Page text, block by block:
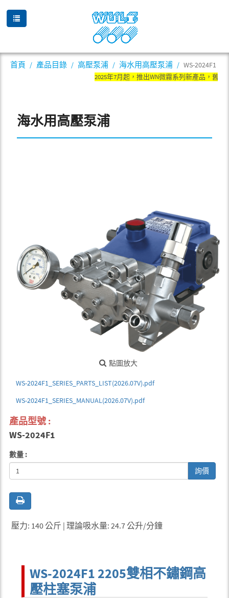
首頁 產品目錄 高壓泵浦 海水用高壓泵浦 WS-2024F1
2025年7月起，推出WN微霧系列新產品，舊產
海水用高壓泵浦
點圖放大
WS-2024F1_SERIES_PARTS_LIST(2026.07V).pdf
WS-2024F1_SERIES_MANUAL(2026.07V).pdf
產品型號 :
WS-2024F1
數量 :
詢價
壓力: 140 公斤 | 理論吸水量: 24.7 公升/分鐘
WS-2024F1 2205雙相不鏽鋼高
壓柱塞泵浦